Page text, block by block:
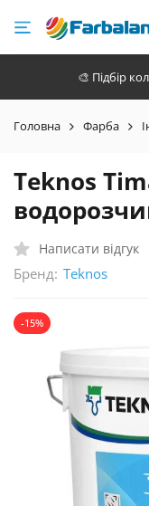
🎨 Підбір
Головна Фарба
Teknos
Написати відгук
Бренд: Teknos
-15%